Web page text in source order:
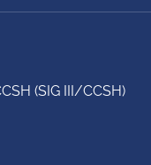
(SIG III/CCSH)